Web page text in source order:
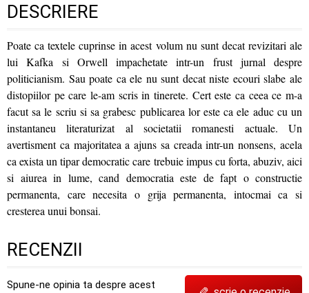
DESCRIERE
Poate ca textele cuprinse in acest volum nu sunt decat revizitari ale
lui Kafka si Orwell impachetate intr-un frust jurnal despre
politicianism. Sau poate ca ele nu sunt decat niste ecouri slabe ale
distopiilor pe care le-am scris in tinerete. Cert este ca ceea ce m-a
facut sa le scriu si sa grabesc publicarea lor este ca ele aduc cu un
instantaneu literaturizat al societatii romanesti actuale. Un
avertisment ca majoritatea a ajuns sa creada intr-un nonsens, acela
ca exista un tipar democratic care trebuie impus cu forta, abuziv, aici
si aiurea in lume, cand democratia este de fapt o constructie
permanenta, care necesita o grija permanenta, intocmai ca si
cresterea unui bonsai.
RECENZII
Spune-ne opinia ta despre acest